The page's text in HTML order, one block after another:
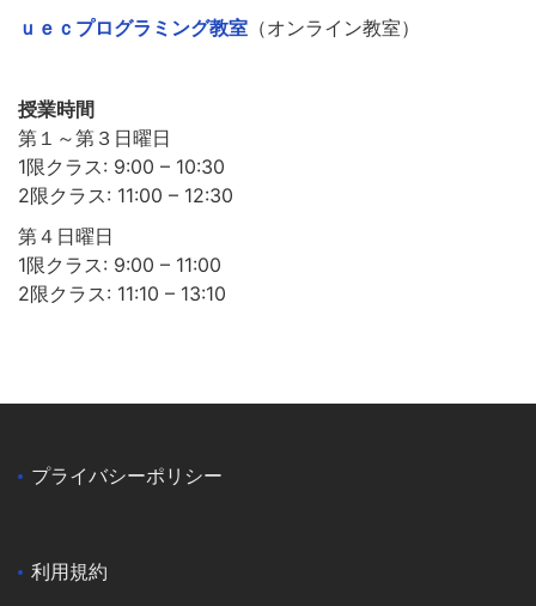
ｕｅｃプログラミング教室 （オンライン教室）
授業時間
第１～第３日曜日
1限クラス: 9:00 – 10:30
2限クラス: 11:00 – 12:30
第４日曜日
1限クラス: 9:00 – 11:00
2限クラス: 11:10 – 13:10
プライバシーポリシー
利用規約